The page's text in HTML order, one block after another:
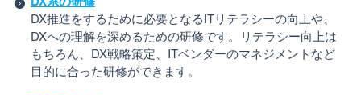
DX推進をするために必要となるITリテラシーの向上や、
DXへの理解を深めるための研修です。リテラシー向上は
もちろん、DX戦略策定、ITベンダーのマネジメントなど
目的に合った研修ができます。